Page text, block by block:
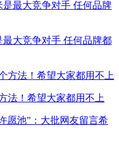
大竞争对手 任何品牌都
法！希望大家都用不上